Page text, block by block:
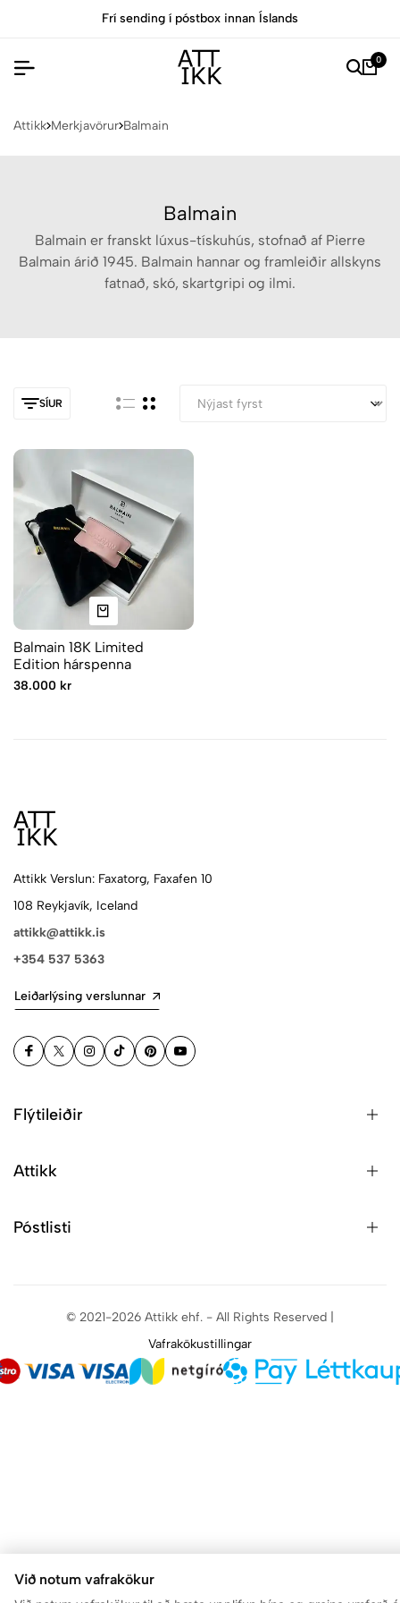
Við notum vafrakökur
Frí sending í póstbox innan Íslands
0
Attikk Merkjavörur Balmain
Balmain
Balmain er franskt lúxus-tískuhús, stofnað af Pierre
Balmain árið 1945. Balmain hannar og framleiðir allskyns
fatnað, skó, skartgripi og ilmi.
SÍUR
Balmain 18K Limited
Edition hárspenna
38.000 kr
Attikk Verslun: Faxatorg, Faxafen 10
108 Reykjavík, Iceland
attikk@attikk.is
+354 537 5363
Leiðarlýsing verslunnar
Flýtileiðir
Attikk
Póstlisti
© 2021-2026 Attikk ehf. - All Rights Reserved |
Vafrakökustillingar